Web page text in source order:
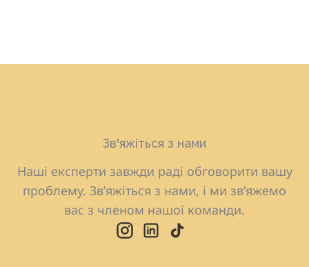
Зв'яжіться з нами
Наші експерти завжди раді обговорити вашу
проблему. Зв’яжіться з нами, і ми зв’яжемо
вас з членом нашої команди.